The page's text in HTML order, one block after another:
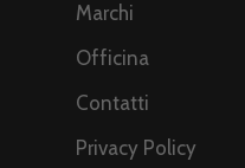
Marchi
Officina
Contatti
Privacy Policy